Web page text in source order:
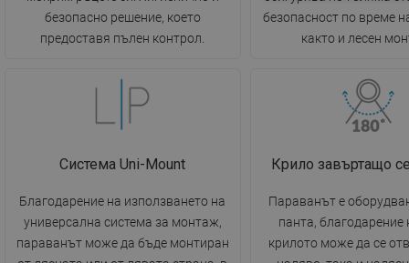
безопасно решение, което
предоставя пълен контрол.
безопасност по време
както и лесен
Система Uni-Mount
Благодарение на използването на
универсална система за монтаж,
параванът може да бъде монтиран
Крило завъртащо
Параванът е
панта, благодарение
крилото може да се